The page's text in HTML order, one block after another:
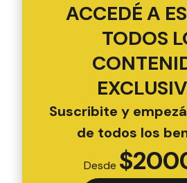
ACCEDÉ A
TODOS
Suscribite y
de todos los
Desde $